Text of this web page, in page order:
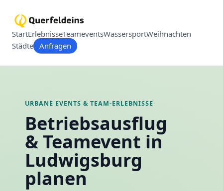
StartErlebnisseTeameventsWassersportWeihnachten
Städte Anfragen
URBANE EVENTS & TEAM-ERLEBNISSE
Betriebsausflug
& Teamevent in
Ludwigsburg
planen